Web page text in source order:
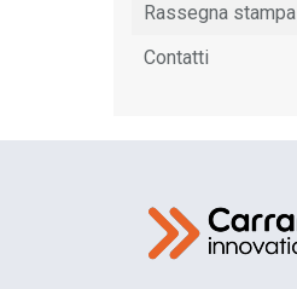
Rassegna stampa
Contatti